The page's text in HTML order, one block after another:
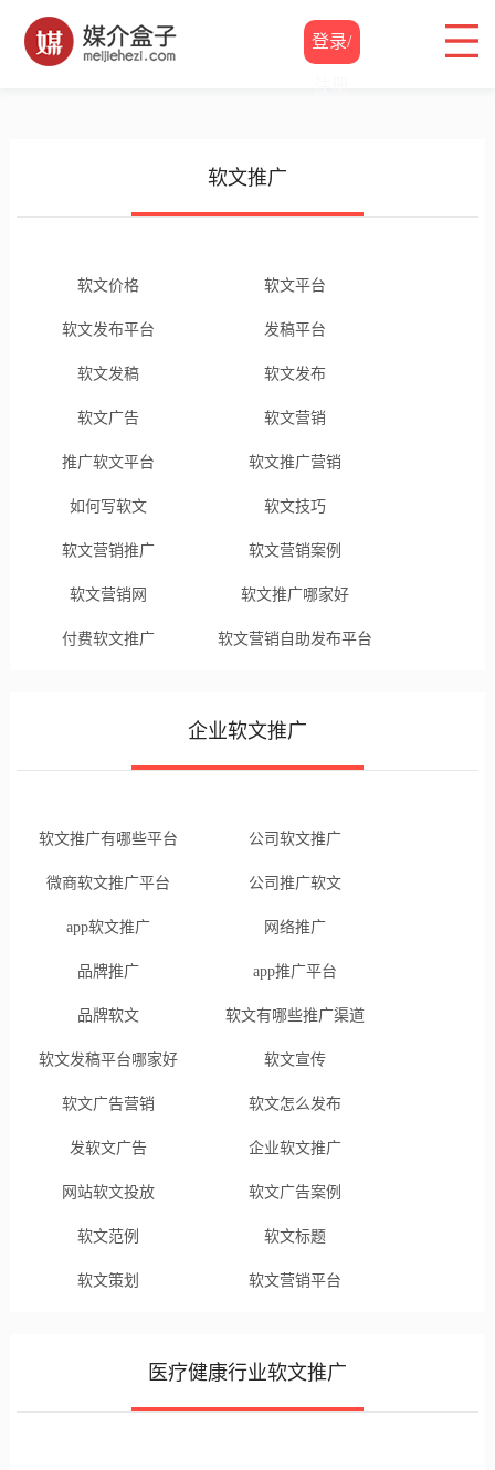
登录/
软文推广
软文价格 软文平台
软文发布平台 发稿平台
软文发稿 软文发布
软文广告 软文营销
推广软文平台 软文推广营销
如何写软文 软文技巧
软文营销推广 软文营销案例
软文营销网 软文推广哪家好
付费软文推广 软文营销自助发布平台
企业软文推广
软文推广有哪些平台 公司软文推广
微商软文推广平台 公司推广软文
app软文推广 网络推广
品牌推广 app推广平台
品牌软文 软文有哪些推广渠道
软文发稿平台哪家好 软文宣传
软文广告营销 软文怎么发布
发软文广告 企业软文推广
网站软文投放 软文广告案例
软文范例 软文标题
软文策划 软文营销平台
医疗健康行业软文推广